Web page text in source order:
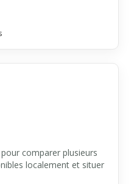
comparer plusieurs
localement et situer